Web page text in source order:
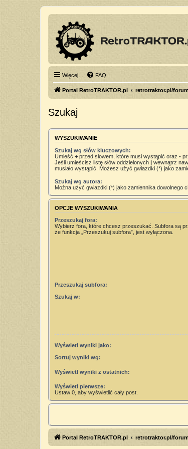
Więcej… FAQ
Portal RetroTRAKTOR.pl retrotraktor.pl/forum
Szukaj
WYSZUKIWANIE
Szukaj wg słów kluczowych:
Umieść + przed słowem, które musi wystąpić oraz -
Jeśli umieścisz listę słów oddzielonych | wewnątrz
musiało wystąpić. Możesz użyć gwiazdki (*) jako
Szukaj wg autora:
Można użyć gwiazdki (*) jako zamiennika dowolnego
OPCJE WYSZUKIWANIA
Przeszukaj fora:
Wybierz fora, które chcesz przeszukać. Subfora są
że funkcja „Przeszukuj subfora”, jest wyłączona.
Przeszukaj subfora:
Szukaj w:
Wyświetl wyniki jako:
Sortuj wyniki wg:
Wyświetl wyniki z ostatnich:
Wyświetl pierwsze:
Ustaw 0, aby wyświetlić cały post.
Portal RetroTRAKTOR.pl retrotraktor.pl/forum